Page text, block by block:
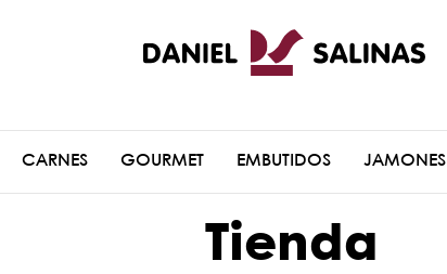
CARNES GOURMET EMBUTIDOS JAMONES
Tienda